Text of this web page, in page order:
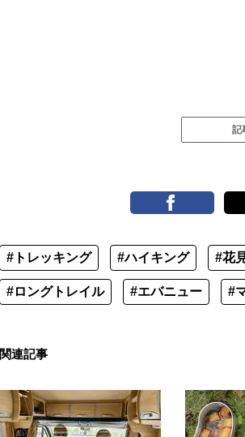
記
#トレッキング #ハイキング #花
#ロングトレイル #エバニュー #
関連記事